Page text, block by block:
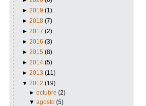
► 2019 (1)
► 2018 (7)
► 2017 (2)
► 2016 (3)
► 2015 (8)
► 2014 (5)
► 2013 (11)
▼ 2012 (19)
►octubre(2)
▼agosto(5)